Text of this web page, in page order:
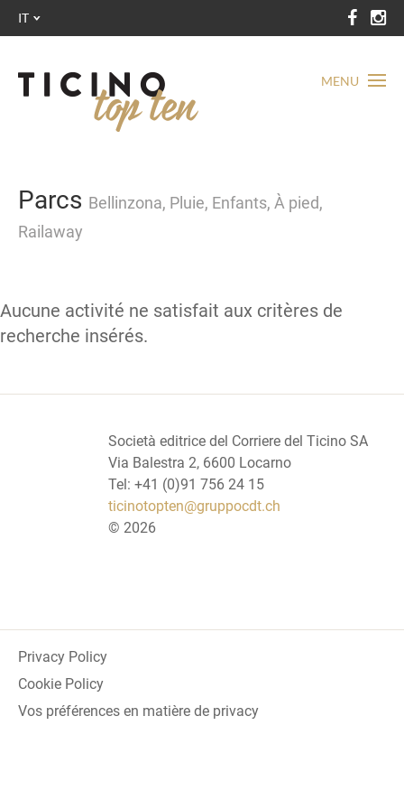
MENU
IT
Parcs Bellinzona, Pluie, Enfants, À pied,
Railaway
Aucune activité ne satisfait aux critères de
recherche insérés.
Società editrice del Corriere del Ticino SA
Via Balestra 2, 6600 Locarno
Tel: +41 (0)91 756 24 15
ticinotopten@gruppocdt.ch
© 2026
Privacy Policy
Cookie Policy
Vos préférences en matière de privacy